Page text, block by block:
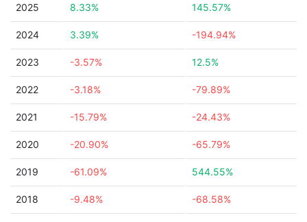
2025 8.33% 145.57%
2024 3.39% -194.94%
2023 -3.57% 12.5%
2022 -3.18% -79.89%
2021 -15.79% -24.43%
2020 -20.90% -65.79%
2019 -61.09% 544.55%
2018 -9.48% -68.58%